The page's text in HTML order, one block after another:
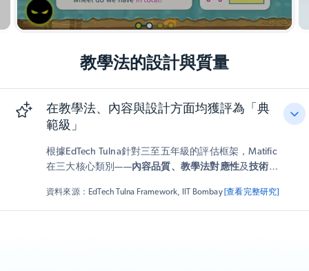
教學法的設計與質量
在教學法、內容與設計方面均獲評為「典
範級」
根據EdTech Tulna針對三至五年級的評估框架，Matific
在三大核心類別——內容品質、教學法對應性及技術與
Matific的建構主義教學法，以及其透過適應性遊戲化教
學搭建學習橋樑的能力。
資料來源：EdTech Tulna Framework, IIT Bombay [查看完整研究]